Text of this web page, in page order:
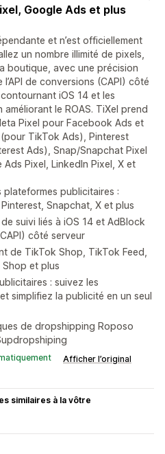
Google Ads et plus
et n’est officiellement
un nombre illimité de pixels,
boutique, avec une précision
de conversions (CAPI) côté
iOS 14 et les
le ROAS. TiXel prend
Pixel pour Facebook Ads et
TikTok Ads), Pinterest
Ads), Snap/Snapchat Pixel
Pixel, LinkedIn Pixel, X et
publicitaires :
Snapchat, X et plus
suivi liés à iOS 14 et AdBlock
côté serveur
de TikTok Shop, TikTok Feed,
Shop et plus
: suivez les
simplifiez la publicité en un seul
de dropshipping Roposo
Afficher l’original
similaires à la vôtre